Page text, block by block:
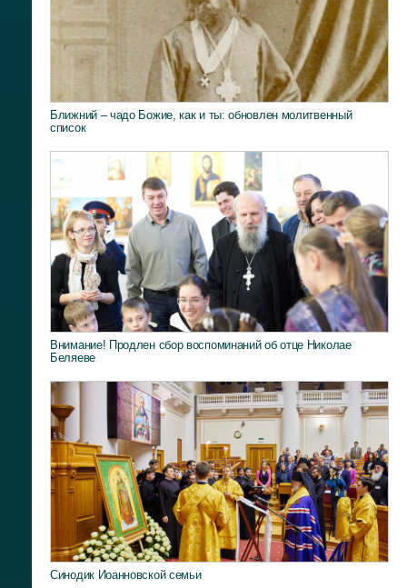
Ближний – чадо Божие, как и ты: обновлен молитвенный
список
Внимание! Продлен сбор воспоминаний об отце Николае
Беляеве
Синодик Иоанновской семьи